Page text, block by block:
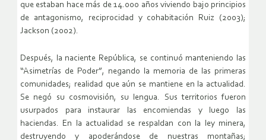
que estaban hace más de 14.000 años viviendo bajo principios
de antagonismo, reciprocidad y cohabitación Ruiz (2003);
Jackson (2002).
Después, la naciente República, se continuó manteniendo las
“Asimetrías de Poder”, negando la memoria de las primeras
comunidades; realidad que aún se mantiene en la actualidad.
Se negó su cosmovisión, su lengua. Sus territorios fueron
usurpados para instaurar las encomiendas y luego las
haciendas. En la actualidad se respaldan con la ley minera,
destruyendo y apoderándose de nuestras montañas;